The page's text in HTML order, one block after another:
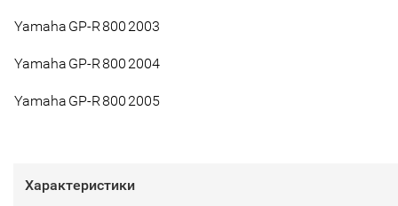
Yamaha GP-R800 2003
Yamaha GP-R800 2004
Yamaha GP-R800 2005
Характеристики